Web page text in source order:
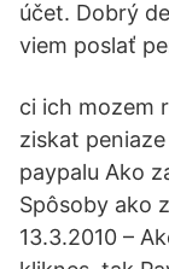
účet. Dobrý
viem poslať
ci ich mozem
ziskat
paypalu Ako
Spôsoby ako
13.3.2010 –